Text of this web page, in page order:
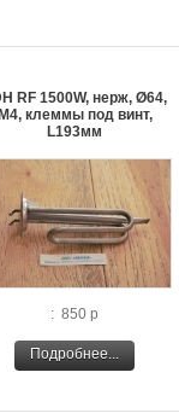
RF 1500W, нерж, Ø64,
M4, клеммы под винт,
L193мм
: 850 р
Подробнее...